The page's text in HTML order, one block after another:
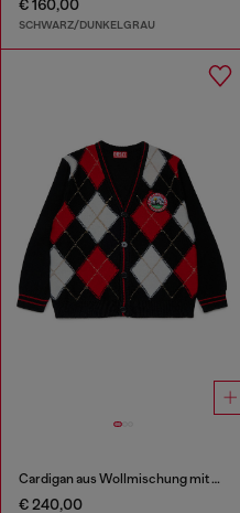
€ 160,00
SCHWARZ/DUNKELGRAU
Cardigan aus Wollmischung mit Argyle-Muster
€ 240,00